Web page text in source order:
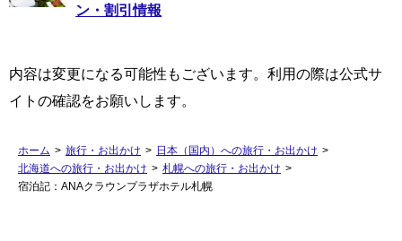
ン・割引情報
内容は変更になる可能性もございます。利用の際は公式サ
イトの確認をお願いします。
ホーム > 旅行・お出かけ > 日本（国内）への旅行・お出かけ >
北海道への旅行・お出かけ > 札幌への旅行・お出かけ >
宿泊記：ANAクラウンプラザホテル札幌